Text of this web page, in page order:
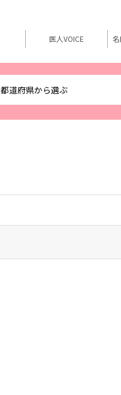
都道府県から選ぶ
医人VOICE